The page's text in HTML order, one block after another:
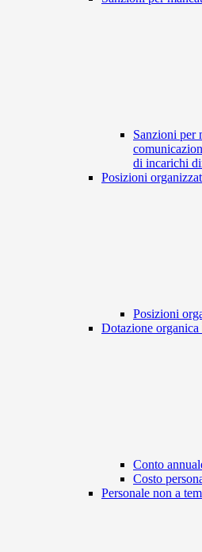
Sanzioni per
di incarichi
Posizioni
Posizioni
Dotazione organica
Conto
Costo
Personale non a